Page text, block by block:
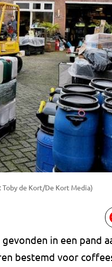
de Kort/De Kort Media)
in een pand
bestemd voor